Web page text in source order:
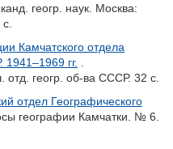
геогр. наук. Москва:
Камчатского отдела
гг.
отд. геогр. об-ва СССР. 32 с.
отдел Географического
географии Камчатки. № 6.